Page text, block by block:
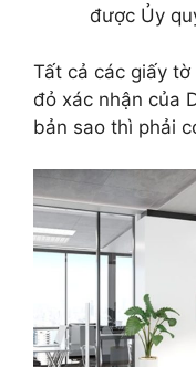
được Ủy
Tất cả các giấy
đỏ xác nhận của
bản sao thì phải